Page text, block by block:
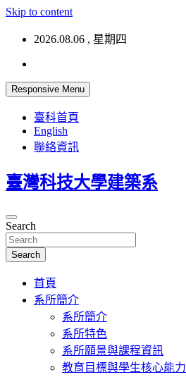
Skip to content
2026.08.06 , 星期四
Responsive Menu
臺科首頁
English
聯絡資訊
臺灣科技大學建築系
Search
Search
首頁
系所簡介
系所簡介
系所特色
系所願景與課程資訊
教育目標與學生核心能力